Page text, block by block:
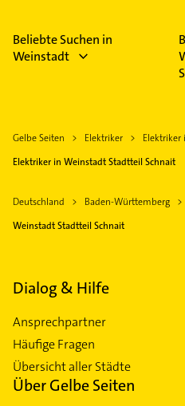
Beliebte Suchen in
Weinstadt
Gelbe Seiten Elektriker
Elektriker in Weinstadt Stadtteil Schnait
Deutschland Baden-Württemberg
Weinstadt Stadtteil Schnait
Dialog & Hilfe
Ansprechpartner
Häufige Fragen
Übersicht aller Städte
Über Gelbe Seiten